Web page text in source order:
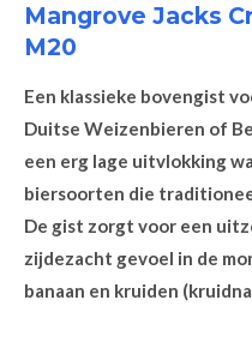
Mangrove Jacks
M20
Een klassieke bovengist
Duitse Weizenbieren of
een erg lage uitvlokking
biersoorten die
De gist zorgt voor een
zijdezacht gevoel in de
banaan en kruiden